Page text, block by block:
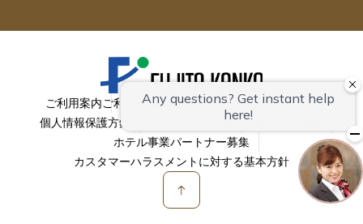
ご利用案内ご利用規約会員予約株主優待予約会社情報
個人情報保護方針
SNSアカウント一覧コーポレート契約
ホテル事業パートナー募集
カスタマーハラスメントに対する基本方針